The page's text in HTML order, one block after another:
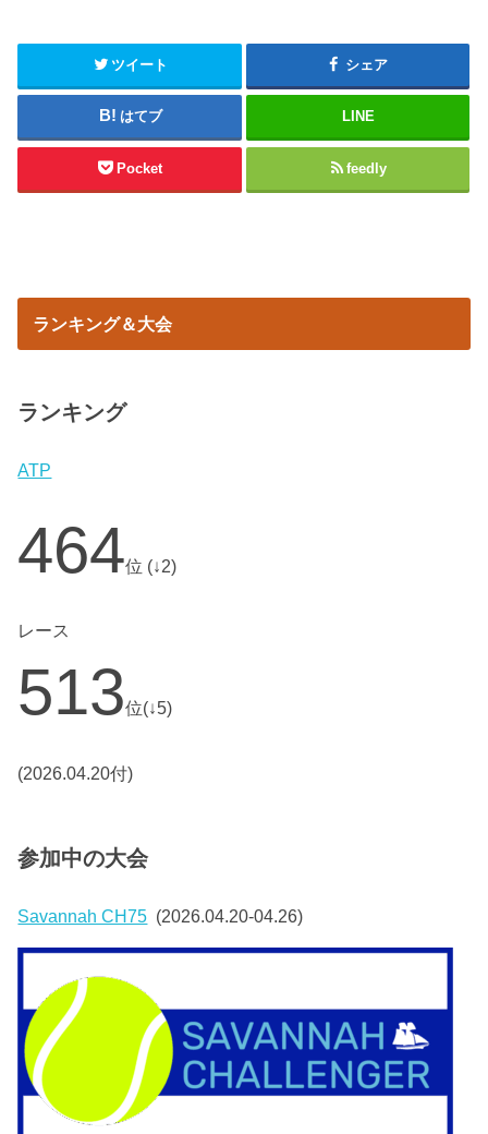
ツイート シェア
はてブ LINE
Pocket feedly
ランキング＆大会
ランキング
ATP
464位 (↓2)
レース
513位(↓5)
(2026.04.20付)
参加中の大会
Savannah CH75 (2026.04.20-04.26)